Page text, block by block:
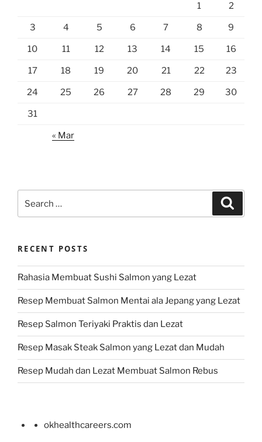
1 2
3 4 5 6 7 8 9
10 11 12 13 14 15 16
17 18 19 20 21 22 23
24 25 26 27 28 29 30
31
« Mar
for:
RECENT POSTS
Rahasia Membuat Sushi Salmon yang Lezat
Resep Membuat Salmon Mentai ala Jepang yang Lezat
Resep Salmon Teriyaki Praktis dan Lezat
Resep Masak Steak Salmon yang Lezat dan Mudah
Resep Mudah dan Lezat Membuat Salmon Rebus
okhealthcareers.com